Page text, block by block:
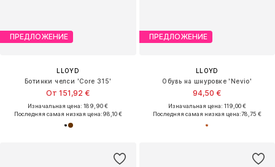
ПРЕДЛОЖЕНИЕ
LLOYD
Ботинки челси 'Core 315'
От 151,92 €
Изначальная цена: 189,90 €
Последняя самая низкая цена:98,10 €
ПРЕДЛОЖЕНИЕ
LLOYD
Обувь на шнуровке 'Nevio'
94,50 €
Изначальная цена: 119,00 €
Последняя самая низкая цена:78,75 €